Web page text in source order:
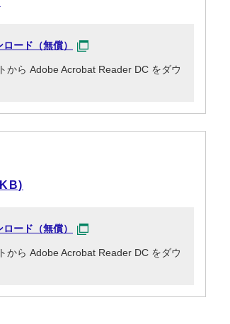
ード（無償）
から Adobe Acrobat Reader DC をダウ
ード（無償）
から Adobe Acrobat Reader DC をダウ